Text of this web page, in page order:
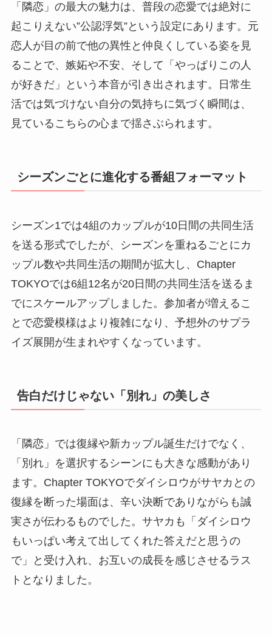
「隣恋」の最大の魅力は、普段の恋愛では絶対に
起こりえない”公認浮気”という設定にあります。元
恋人が目の前で他の異性と仲良くしている姿を見
ることで、嫉妬や不安、そして「やっぱりこの人
が好きだ」という本音が引き出されます。日常生
活では気づけない自分の気持ちに気づく瞬間は、
見ているこちらの心まで揺さぶられます。
シーズンごとに進化する番組フォーマット
シーズン1では4組のカップルが10日間の共同生活
を送る形式でしたが、シーズンを重ねるごとにカ
ップル数や共同生活の期間が拡大し、Chapter
TOKYOでは6組12名が20日間の共同生活を送るま
でにスケールアップしました。参加者が増えるこ
とで恋愛模様はより複雑になり、予想外のサプラ
イズ展開が生まれやすくなっています。
告白だけじゃない「別れ」の美しさ
「隣恋」では復縁や新カップル誕生だけでなく、
「別れ」を選択するシーンにも大きな感動があり
ます。Chapter TOKYOでダイシロウがサヤカとの
復縁を断った場面は、辛い決断でありながらも誠
実さが伝わるものでした。サヤカも「ダイシロウ
もいっぱい考えて出してくれた答えだと思うの
で」と受け入れ、お互いの成長を感じさせるラス
トとなりました。